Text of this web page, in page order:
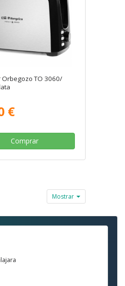
Orbegozo TO 3060/
€
Comprar
Mostrar